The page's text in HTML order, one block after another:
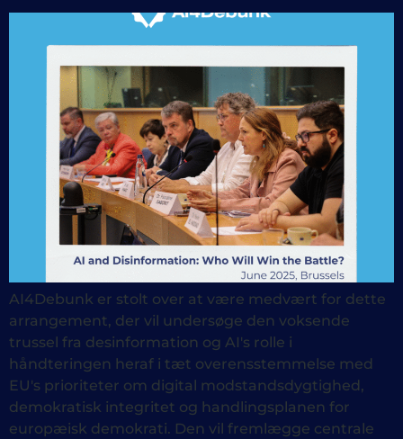
AI4Debunk er stolt over at være medvært for dette
arrangement, der vil undersøge den voksende
trussel fra desinformation og AI's rolle i
håndteringen heraf i tæt overensstemmelse med
EU's prioriteter om digital modstandsdygtighed,
demokratisk integritet og handlingsplanen for
europæisk demokrati. Den vil fremlægge centrale